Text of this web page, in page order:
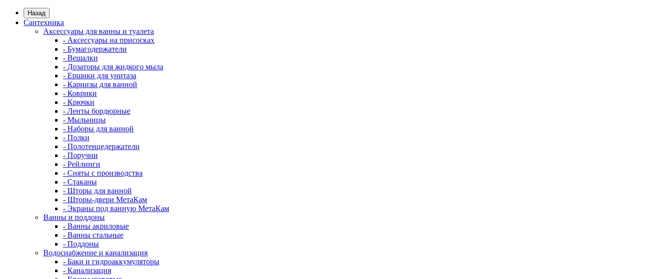
Назад
Сантехника
Аксессуары для ванны и туалета
- Аксессуары на присосках
- Бумагодержатели
- Вешалки
- Дозаторы для жидкого мыла
- Ершики для унитаза
- Карнизы для ванной
- Коврики
- Крючки
- Ленты бордюрные
- Мыльницы
- Наборы для ванной
- Полки
- Полотенцедержатели
- Поручни
- Рейлинги
- Сняты с производства
- Стаканы
- Шторы для ванной
- Шторы-двери МетаКам
- Экраны под ванную МетаКам
Ванны и поддоны
- Ванны акриловые
- Ванны стальные
- Поддоны
Водоснабжение и канализация
- Баки и гидроаккумуляторы
- Канализация